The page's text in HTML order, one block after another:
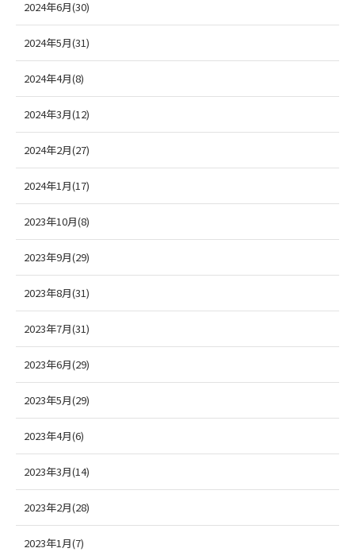
2024年6月(30)
2024年5月(31)
2024年4月(8)
2024年3月(12)
2024年2月(27)
2024年1月(17)
2023年10月(8)
2023年9月(29)
2023年8月(31)
2023年7月(31)
2023年6月(29)
2023年5月(29)
2023年4月(6)
2023年3月(14)
2023年2月(28)
2023年1月(7)